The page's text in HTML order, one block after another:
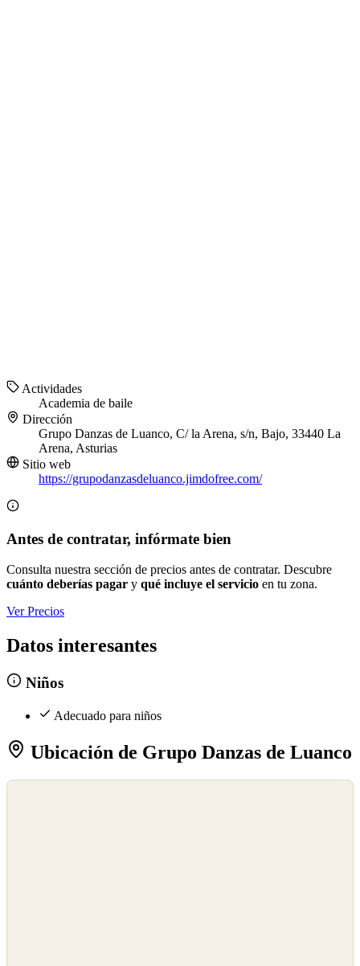
Actividades
Academia de baile
Dirección
Grupo Danzas de Luanco, C/ la Arena, s/n, Bajo, 33440 La
Arena, Asturias
Sitio web
https://grupodanzasdeluanco.jimdofree.com/
Antes de contratar, infórmate bien
Consulta nuestra sección de precios antes de contratar. Descubre
cuánto deberías pagar y qué incluye el servicio en tu zona.
Ver Precios
Datos interesantes
Niños
Adecuado para niños
Ubicación de Grupo Danzas de Luanco